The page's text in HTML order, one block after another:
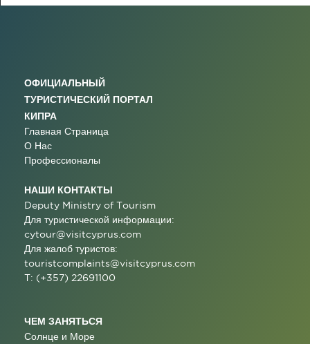
ОФИЦИАЛЬНЫЙ
ТУРИСТИЧЕСКИЙ ПОРТАЛ
КИПРА
Главная Страница
О Нас
Профессионалы
НАШИ КОНТАКТЫ
Deputy Ministry of Tourism
Для туристической информации:
cytour@visitcyprus.com
Для жалоб туристов:
touristcomplaints@visitcyprus.com
T: (+357) 22691100
ЧЕМ ЗАНЯТЬСЯ
Солнце и Море